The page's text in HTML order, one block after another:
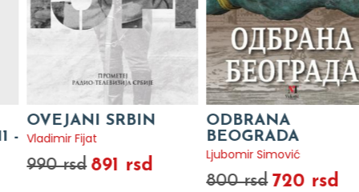
OVEJANI SRBIN
Vladimir Fijat
990 rsd 891 rsd
ODBRANA
BEOGRADA
Ljubomir Simović
800 rsd 720 rsd